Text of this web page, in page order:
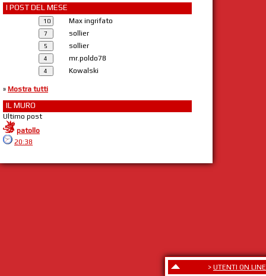
> UTENTI ON LINE
I POST DEL MESE
Max ingrifato
sollier
sollier
mr.poldo78
Kowalski
» Mostra tutti
IL MURO
Ultimo post
patollo
20:38